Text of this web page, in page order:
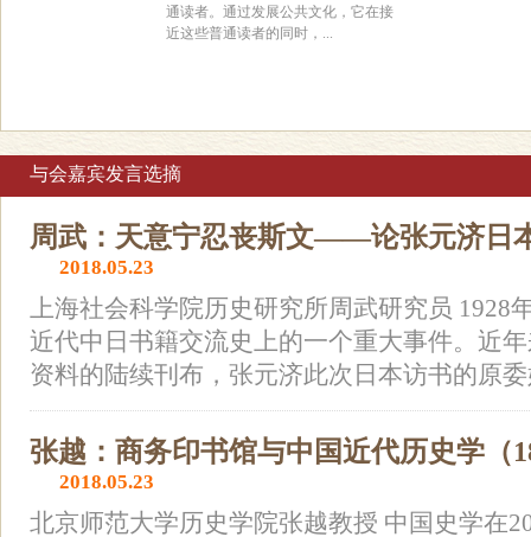
通读者。通过发展公共文化，它在接
近这些普通读者的同时，...
与会嘉宾发言选摘
周武：天意宁忍丧斯文——论张元济日
2018.05.23
上海社会科学院历史研究所周武研究员 1928
近代中日书籍交流史上的一个重大事件。近
资料的陆续刊布，张元济此次日本访书的原
张越：商务印书馆与中国近代历史学（
2018.05.23
北京师范大学历史学院张越教授 中国史学在